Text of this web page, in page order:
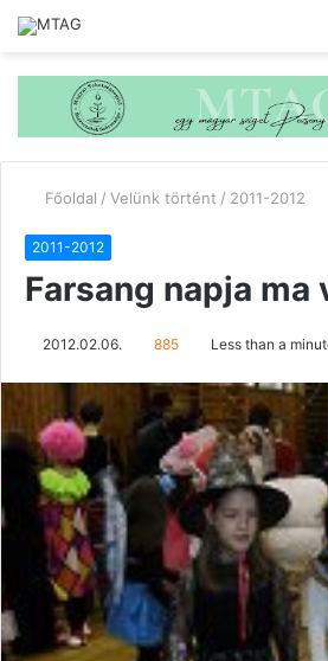
Főoldal / Velünk történt / 2011-2012
2011-2012
Farsang napja ma
2012.02.06. 885 Less than a